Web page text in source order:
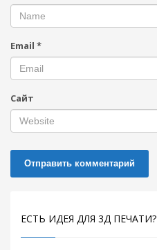
Email *
Сайт
ЕСТЬ ИДЕЯ ДЛЯ 3Д ПЕЧАТИ?